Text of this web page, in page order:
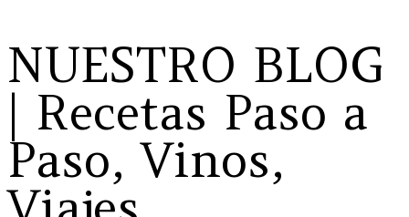
NUESTRO BLOG
| Recetas Paso a
Paso, Vinos,